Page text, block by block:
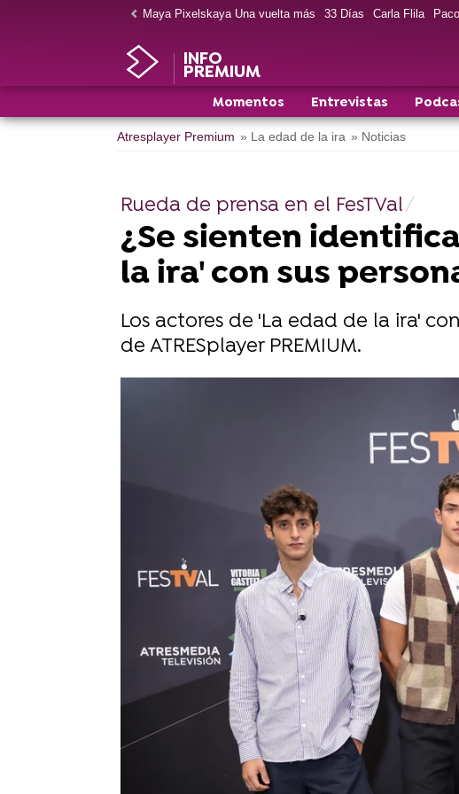
Maya Pixelskaya Una vuelta más 33 Días Carla Flila
INFO
PREMIUM
Momentos Entrevistas
Atresplayer Premium » La edad de la ira » Noticias
Rueda de prensa en el FesTVal
¿Se sienten
la ira' con sus
Los actores de 'La edad de la ira'
de ATRESplayer PREMIUM.
atresplayer
Madrid
Publicado:02 de septiembre de 2021, 10:52
En la jornada del FesTVal de
de prensa de 'La edad de la ira',